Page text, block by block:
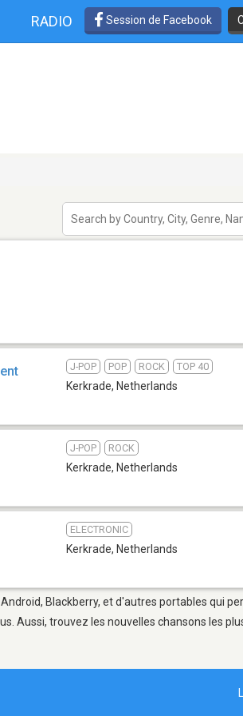
RADIO Session de Facebook
J-POP POP ROCK TOP 40
Kerkrade, Netherlands
J-POP ROCK
Kerkrade, Netherlands
ELECTRONIC
Kerkrade, Netherlands
Blackberry, et d'autres portables qui
Aussi, trouvez les nouvelles chansons les